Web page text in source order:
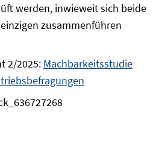
werden, inwieweit sich beide
zusammenführen
2/2025: Machbarkeitsstudie